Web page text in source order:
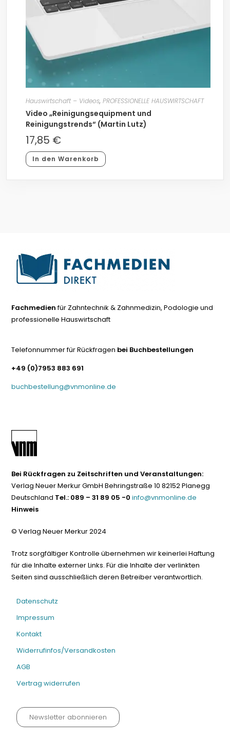
Hauswirtschaft – Videos, PROFESSIONELLE HAUSWIRTSCHAFT
Video „Reinigungsequipment und
Reinigungstrends“ (Martin Lutz)
17,85 €
In den Warenkorb
Fachmedienfür Zahntechnik & Zahnmedizin, Podologie und
professionelle Hauswirtschaft
Telefonnummer für Rückfragen bei Buchbestellungen
+49 (0)7953 883 691
buchbestellung@vnmonline.de
Bei Rückfragen zu Zeitschriften und Veranstaltungen:
Verlag Neuer Merkur GmbH Behringstraße 10 82152 Planegg
Deutschland Tel.: 089 – 31 89 05 -0 info@vnmonline.de
Hinweis
© Verlag Neuer Merkur 2024
Trotz sorgfältiger Kontrolle übernehmen wir keinerlei Haftung
für die Inhalte externer Links. Für die Inhalte der verlinkten
Seiten sind ausschließlich deren Betreiber verantwortlich.
Datenschutz
Impressum
Kontakt
Widerrufinfos/Versandkosten
AGB
Vertrag widerrufen
Newsletter abonnieren